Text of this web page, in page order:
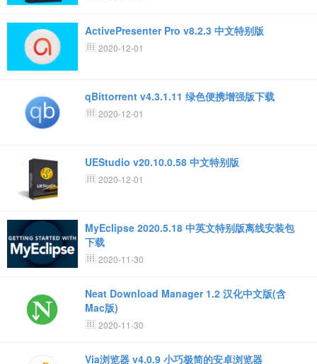
ActivePresenter Pro v8.2.3 中文特别版
2020-12-01
qBittorrent v4.3.1.11 绿色便携增强版下载
2020-12-01
UEStudio v20.10.0.58 中文特别版
2020-12-01
MyEclipse 2020.5.18 中英文特别版离线安装包
下载
2020-11-30
Neat Download Manager 1.2 汉化中文版(含
Mac版)
2020-11-30
Via浏览器 v4.0.9 小巧极简的安卓浏览器